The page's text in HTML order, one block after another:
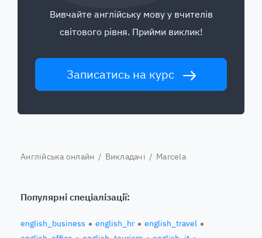
Вивчайте англійську мову у вчителів
світового рівня. Прийми виклик!
Записатись на курс
Англійська онлайн / Викладачі / Marcela
Популярні спеціалізації:
english_business english_hr
english_travel